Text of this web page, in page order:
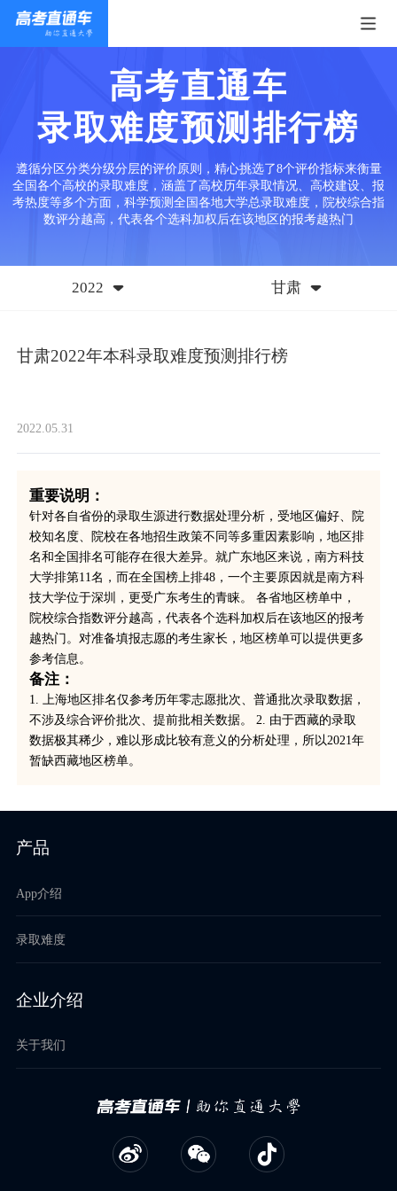
高考直通车
录取难度预测排行榜
遵循分区分类分级分层的评价原则，精心挑选了8个评价指标来衡量
全国各个高校的录取难度，涵盖了高校历年录取情况、高校建设、报
考热度等多个方面，科学预测全国各地大学总录取难度，院校综合指
数评分越高，代表各个选科加权后在该地区的报考越热门
2022 甘肃
甘肃2022年本科录取难度预测排行榜
2022.05.31
重要说明：
针对各自省份的录取生源进行数据处理分析，受地区偏好、院
校知名度、院校在各地招生政策不同等多重因素影响，地区排
名和全国排名可能存在很大差异。就广东地区来说，南方科技
大学排第11名，而在全国榜上排48，一个主要原因就是南方科
技大学位于深圳，更受广东考生的青睐。 各省地区榜单中，
院校综合指数评分越高，代表各个选科加权后在该地区的报考
越热门。对准备填报志愿的考生家长，地区榜单可以提供更多
参考信息。
备注：
1. 上海地区排名仅参考历年零志愿批次、普通批次录取数据，
不涉及综合评价批次、提前批相关数据。 2. 由于西藏的录取
数据极其稀少，难以形成比较有意义的分析处理，所以2021年
暂缺西藏地区榜单。
产品
App介绍
录取难度
企业介绍
关于我们